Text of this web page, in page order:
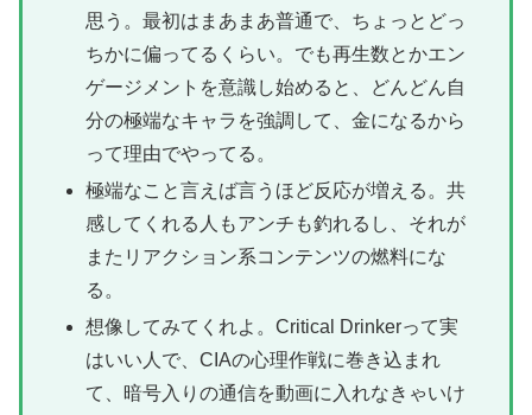
思う。最初はまあまあ普通で、ちょっとどっ
ちかに偏ってるくらい。でも再生数とかエン
ゲージメントを意識し始めると、どんどん自
分の極端なキャラを強調して、金になるから
って理由でやってる。
極端なこと言えば言うほど反応が増える。共
感してくれる人もアンチも釣れるし、それが
またリアクション系コンテンツの燃料にな
る。
想像してみてくれよ。Critical Drinkerって実
はいい人で、CIAの心理作戦に巻き込まれ
て、暗号入りの通信を動画に入れなきゃいけ